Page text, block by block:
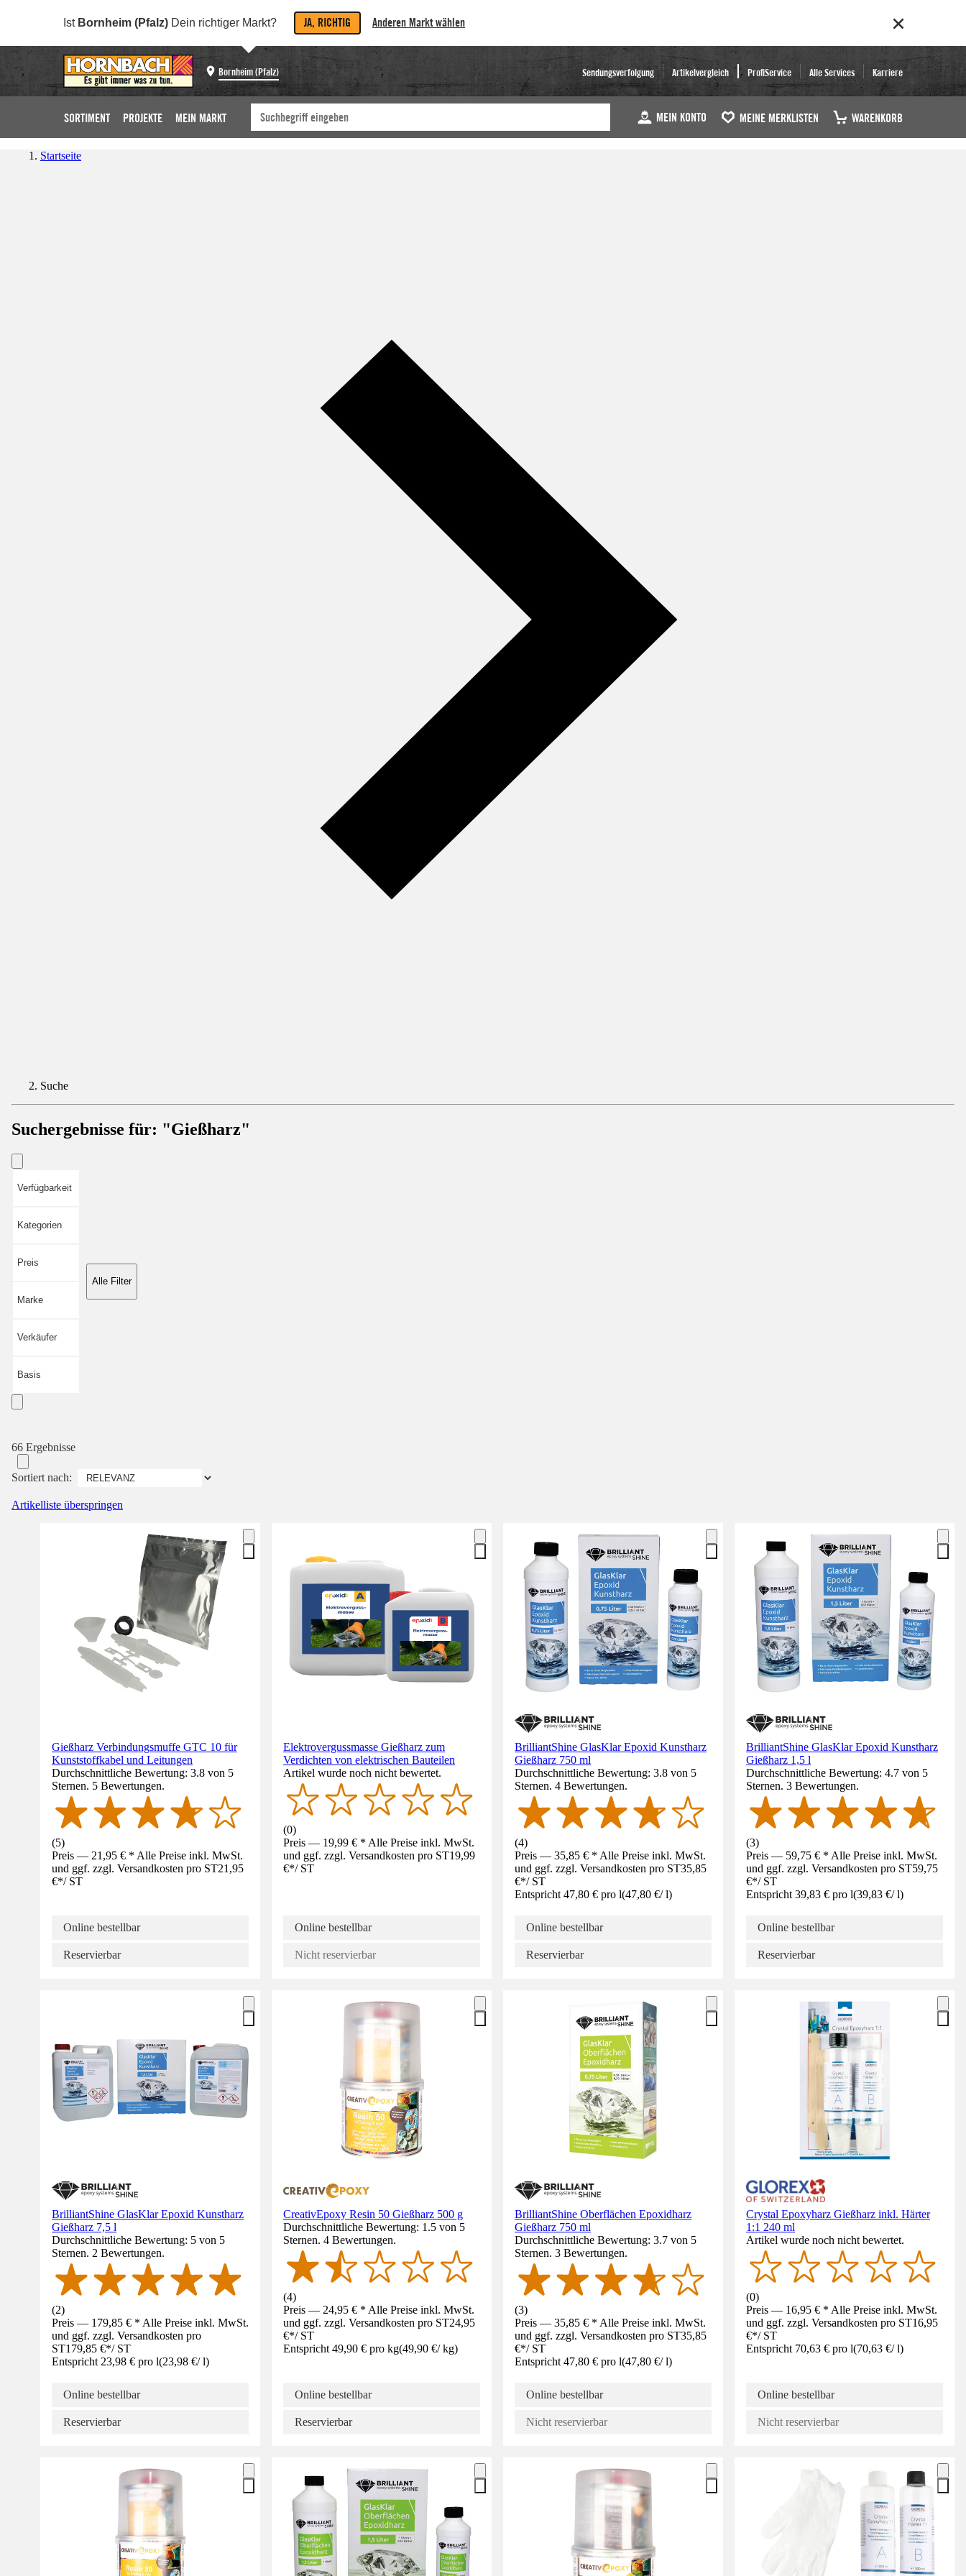
Ist Bornheim (Pfalz) Dein richtiger Markt? JA, RICHTIG Anderen Markt wählen
Bornheim (Pfalz) Sendungsverfolgung Artikelvergleich ProfiService Alle Services Karriere
SORTIMENT PROJEKTE MEIN MARKT MEIN KONTO MEINE MERKLISTEN WARENKORB
Startseite
Suche
Suchergebnisse für: "Gießharz"
Verfügbarkeit
Kategorien
Preis
Marke
Verkäufer
Basis
Alle Filter
66 Ergebnisse
Sortiert nach:
Artikelliste überspringen
Gießharz Verbindungsmuffe GTC 10 für
Kunststoffkabel und Leitungen
Durchschnittliche Bewertung: 3.8 von 5
Sternen. 5 Bewertungen.
(5)
Preis — 21,95 € * Alle Preise inkl. MwSt.
und ggf. zzgl. Versandkosten pro ST21,95
€*/ ST
Online bestellbar
Reservierbar
Elektrovergussmasse Gießharz zum
Verdichten von elektrischen Bauteilen
Artikel wurde noch nicht bewertet.
(0)
Preis — 19,99 € * Alle Preise inkl. MwSt.
und ggf. zzgl. Versandkosten pro ST19,99
€*/ ST
Online bestellbar
Nicht reservierbar
BrilliantShine GlasKlar Epoxid Kunstharz
Gießharz 750 ml
Durchschnittliche Bewertung: 3.8 von 5
Sternen. 4 Bewertungen.
(4)
Preis — 35,85 € * Alle Preise inkl. MwSt.
und ggf. zzgl. Versandkosten pro ST35,85
€*/ ST
Entspricht 47,80 € pro l(47,80 €/ l)
Online bestellbar
Reservierbar
BrilliantShine GlasKlar Epoxid Kunstharz
Gießharz 1,5 l
Durchschnittliche Bewertung: 4.7 von 5
Sternen. 3 Bewertungen.
(3)
Preis — 59,75 € * Alle Preise inkl. MwSt.
und ggf. zzgl. Versandkosten pro ST59,75
€*/ ST
Entspricht 39,83 € pro l(39,83 €/ l)
Online bestellbar
Reservierbar
BrilliantShine GlasKlar Epoxid Kunstharz
Gießharz 7,5 l
Durchschnittliche Bewertung: 5 von 5
Sternen. 2 Bewertungen.
(2)
Preis — 179,85 € * Alle Preise inkl. MwSt.
und ggf. zzgl. Versandkosten pro
ST179,85 €*/ ST
Entspricht 23,98 € pro l(23,98 €/ l)
Online bestellbar
Reservierbar
CreativEpoxy Resin 50 Gießharz 500 g
Durchschnittliche Bewertung: 1.5 von 5
Sternen. 4 Bewertungen.
(4)
Preis — 24,95 € * Alle Preise inkl. MwSt.
und ggf. zzgl. Versandkosten pro ST24,95
€*/ ST
Entspricht 49,90 € pro kg(49,90 €/ kg)
Online bestellbar
Reservierbar
BrilliantShine Oberflächen Epoxidharz
Gießharz 750 ml
Durchschnittliche Bewertung: 3.7 von 5
Sternen. 3 Bewertungen.
(3)
Preis — 35,85 € * Alle Preise inkl. MwSt.
und ggf. zzgl. Versandkosten pro ST35,85
€*/ ST
Entspricht 47,80 € pro l(47,80 €/ l)
Online bestellbar
Nicht reservierbar
Crystal Epoxyharz Gießharz inkl. Härter
1:1 240 ml
Artikel wurde noch nicht bewertet.
(0)
Preis — 16,95 € * Alle Preise inkl. MwSt.
und ggf. zzgl. Versandkosten pro ST16,95
€*/ ST
Entspricht 70,63 € pro l(70,63 €/ l)
Online bestellbar
Nicht reservierbar